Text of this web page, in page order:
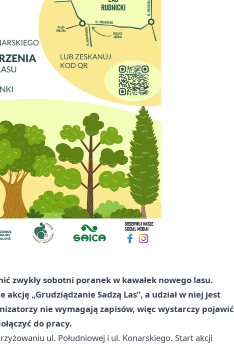
zwykły sobotni poranek w kawałek nowego lasu.
„Grudziądzanie Sadzą Las”, a udział w niej jest
nie wymagają zapisów, więc wystarczy pojawić
do pracy.
ul. Południowej i ul. Konarskiego. Start akcji